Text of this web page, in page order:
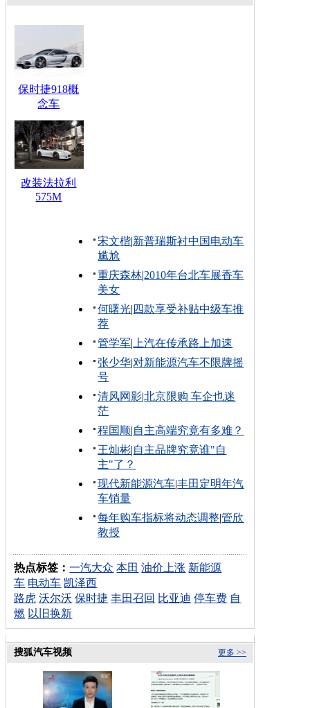
保时捷918概
念车
改装法拉利
575M
宋文楷|新普瑞斯衬中国电动车
尴尬
重庆森林|2010年台北车展香车
美女
何曙光| 四款享受补贴中级车推
荐
管学军| 上汽在传承路上加速
张少华|对新能源汽车不限牌摇
号
清风网影|北京限购 车企也迷
茫
程国顺|自主高端究竟有多难？
王灿彬|自主品牌究竟谁"自
主"了？
现代新能源汽车|丰田定明年汽
车销量
每年购车指标将动态调整|管欣
教授
热点标签：一汽大众 本田 油价上涨 新能源
车 电动车 凯泽西
路虎 沃尔沃 保时捷 丰田召回 比亚迪 停车费 自
燃 以旧换新
更多 >>
搜狐汽车视频